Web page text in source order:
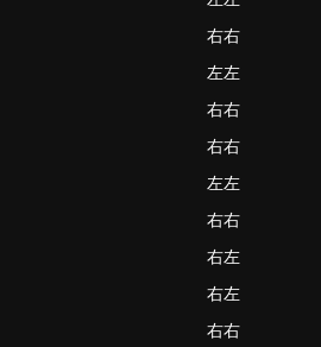
右右
左左
右右
右右
左左
右右
右左
右左
右右